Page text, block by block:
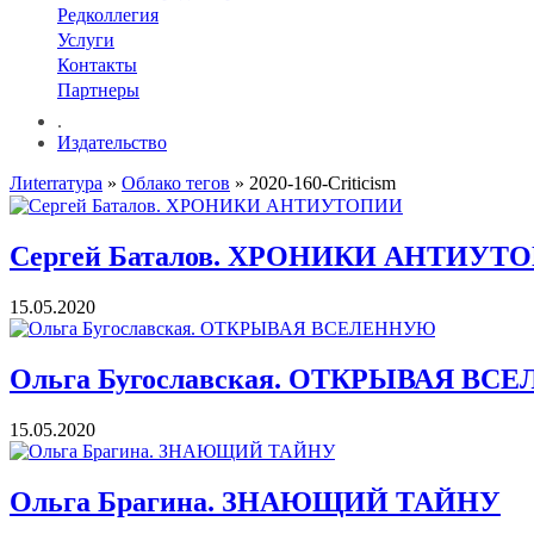
Редколлегия
Услуги
Контакты
Партнеры
.
Издательство
Лиterraтура » Облако тегов » 2020-160-Criticism
Сергей Баталов. ХРОНИКИ
15.05.2020
Ольга Бугославская. ОТКРЫВАЯ
15.05.2020
Ольга Брагина. ЗНАЮЩИЙ ТАЙНУ